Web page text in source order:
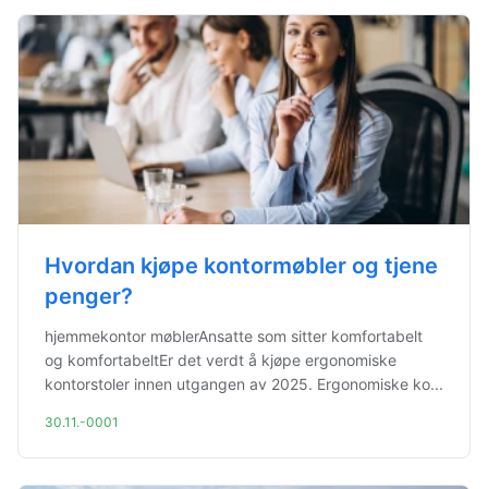
Hvordan kjøpe kontormøbler og tjene
penger?
hjemmekontor møblerAnsatte som sitter komfortabelt
og komfortabeltEr det verdt å kjøpe ergonomiske
kontorstoler innen utgangen av 2025. Ergonomiske ko...
30.11.-0001